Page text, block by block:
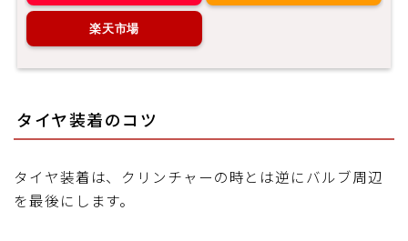
楽天市場
タイヤ装着のコツ
タイヤ装着は、クリンチャーの時とは逆にバルブ周辺
を最後にします。